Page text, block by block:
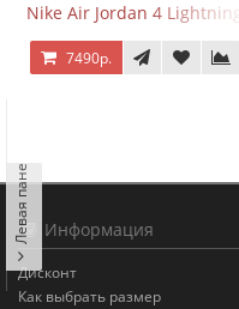
Nike Air Jordan 4 Lightning
7490р.
Информация
Дисконт
Как выбрать размер
Левая панель